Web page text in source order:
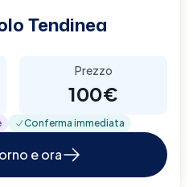
Tendinea
Prezzo
100€
Conferma immediata
e ora